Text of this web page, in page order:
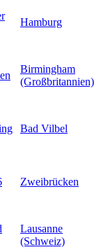
Hamburg
Birmingham
(Großbritannien)
Bad Vilbel
Zweibrücken
Lausanne
(Schweiz)